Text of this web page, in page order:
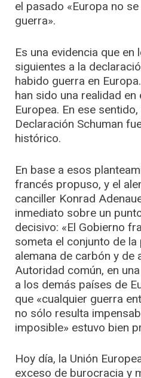
el pasado «Europa no
guerra».
Es una evidencia que en
siguientes a la
habido guerra en
han sido una realidad en
Europea. En ese
Declaración Schuman
histórico.
En base a esos
francés propuso, y el
canciller Konrad
inmediato sobre un
decisivo: «El Gobierno
someta el conjunto de
alemana de carbón y de
Autoridad común, en
a los demás países de
que «cualquier guerra
no sólo resulta
imposible» estuvo bien
Hoy día, la Unión
exceso de burocracia y